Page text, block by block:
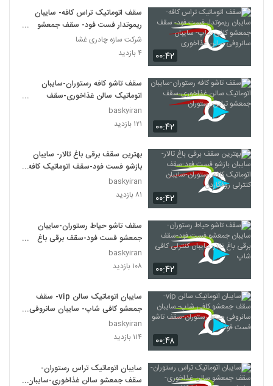
۰۰:۴۲
سقف اتوماتیک تراس کافه- سایبان
ریموتدار فست فود- سقف جمعشو
کافی شاپ- سایبان سانروفی سالن
غذاخوری
شرکت سازه چادری غشا
۴ بازدید
۰۰:۴۲
سقف تاشو کافه رستوران-سایبان
اتوماتیک سالن غذاخوری-سقف
جمعشو تراس رستوران
baskyiran
۱۲۱ بازدید
۰۰:۴۲
بهترین سقف برقی باغ تالار- سایبان
بازشو فست فود-سقف اتوماتیک کافه
رستوران-سایبان کنترلی روفگاردن
baskyiran
۸۱ بازدید
۰۰:۴۲
سقف تاشو حیاط رستوران-سایبان
جمعشو فست فود-سقف برقی باغ
تالار-سایبان کنترلی کافی شاپ
baskyiran
۱۰۸ بازدید
۰۰:۴۸
سایبان اتوماتیک سالن vip- سقف
جمعشو کافی شاپ- سایبان سانروفی
حیاط رستوران-سقف تاشو فست فود
baskyiran
۱۱۴ بازدید
سایبان اتوماتیک تراس رستوران-
سقف جمعشو سالن غذاخوری-سایبان